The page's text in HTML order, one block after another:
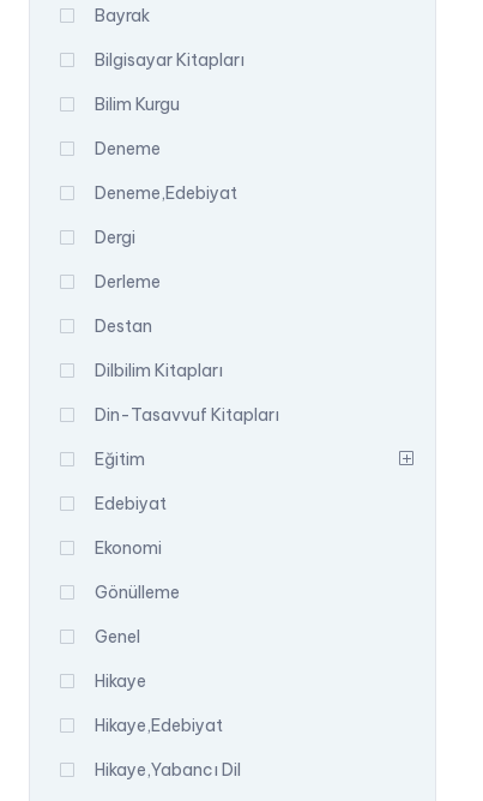
Bayrak
Bilgisayar Kitapları
Bilim Kurgu
Deneme
Deneme,Edebiyat
Dergi
Derleme
Destan
Dilbilim Kitapları
Din-Tasavvuf Kitapları
Eğitim
Edebiyat
Ekonomi
Gönülleme
Genel
Hikaye
Hikaye,Edebiyat
Hikaye,Yabancı Dil